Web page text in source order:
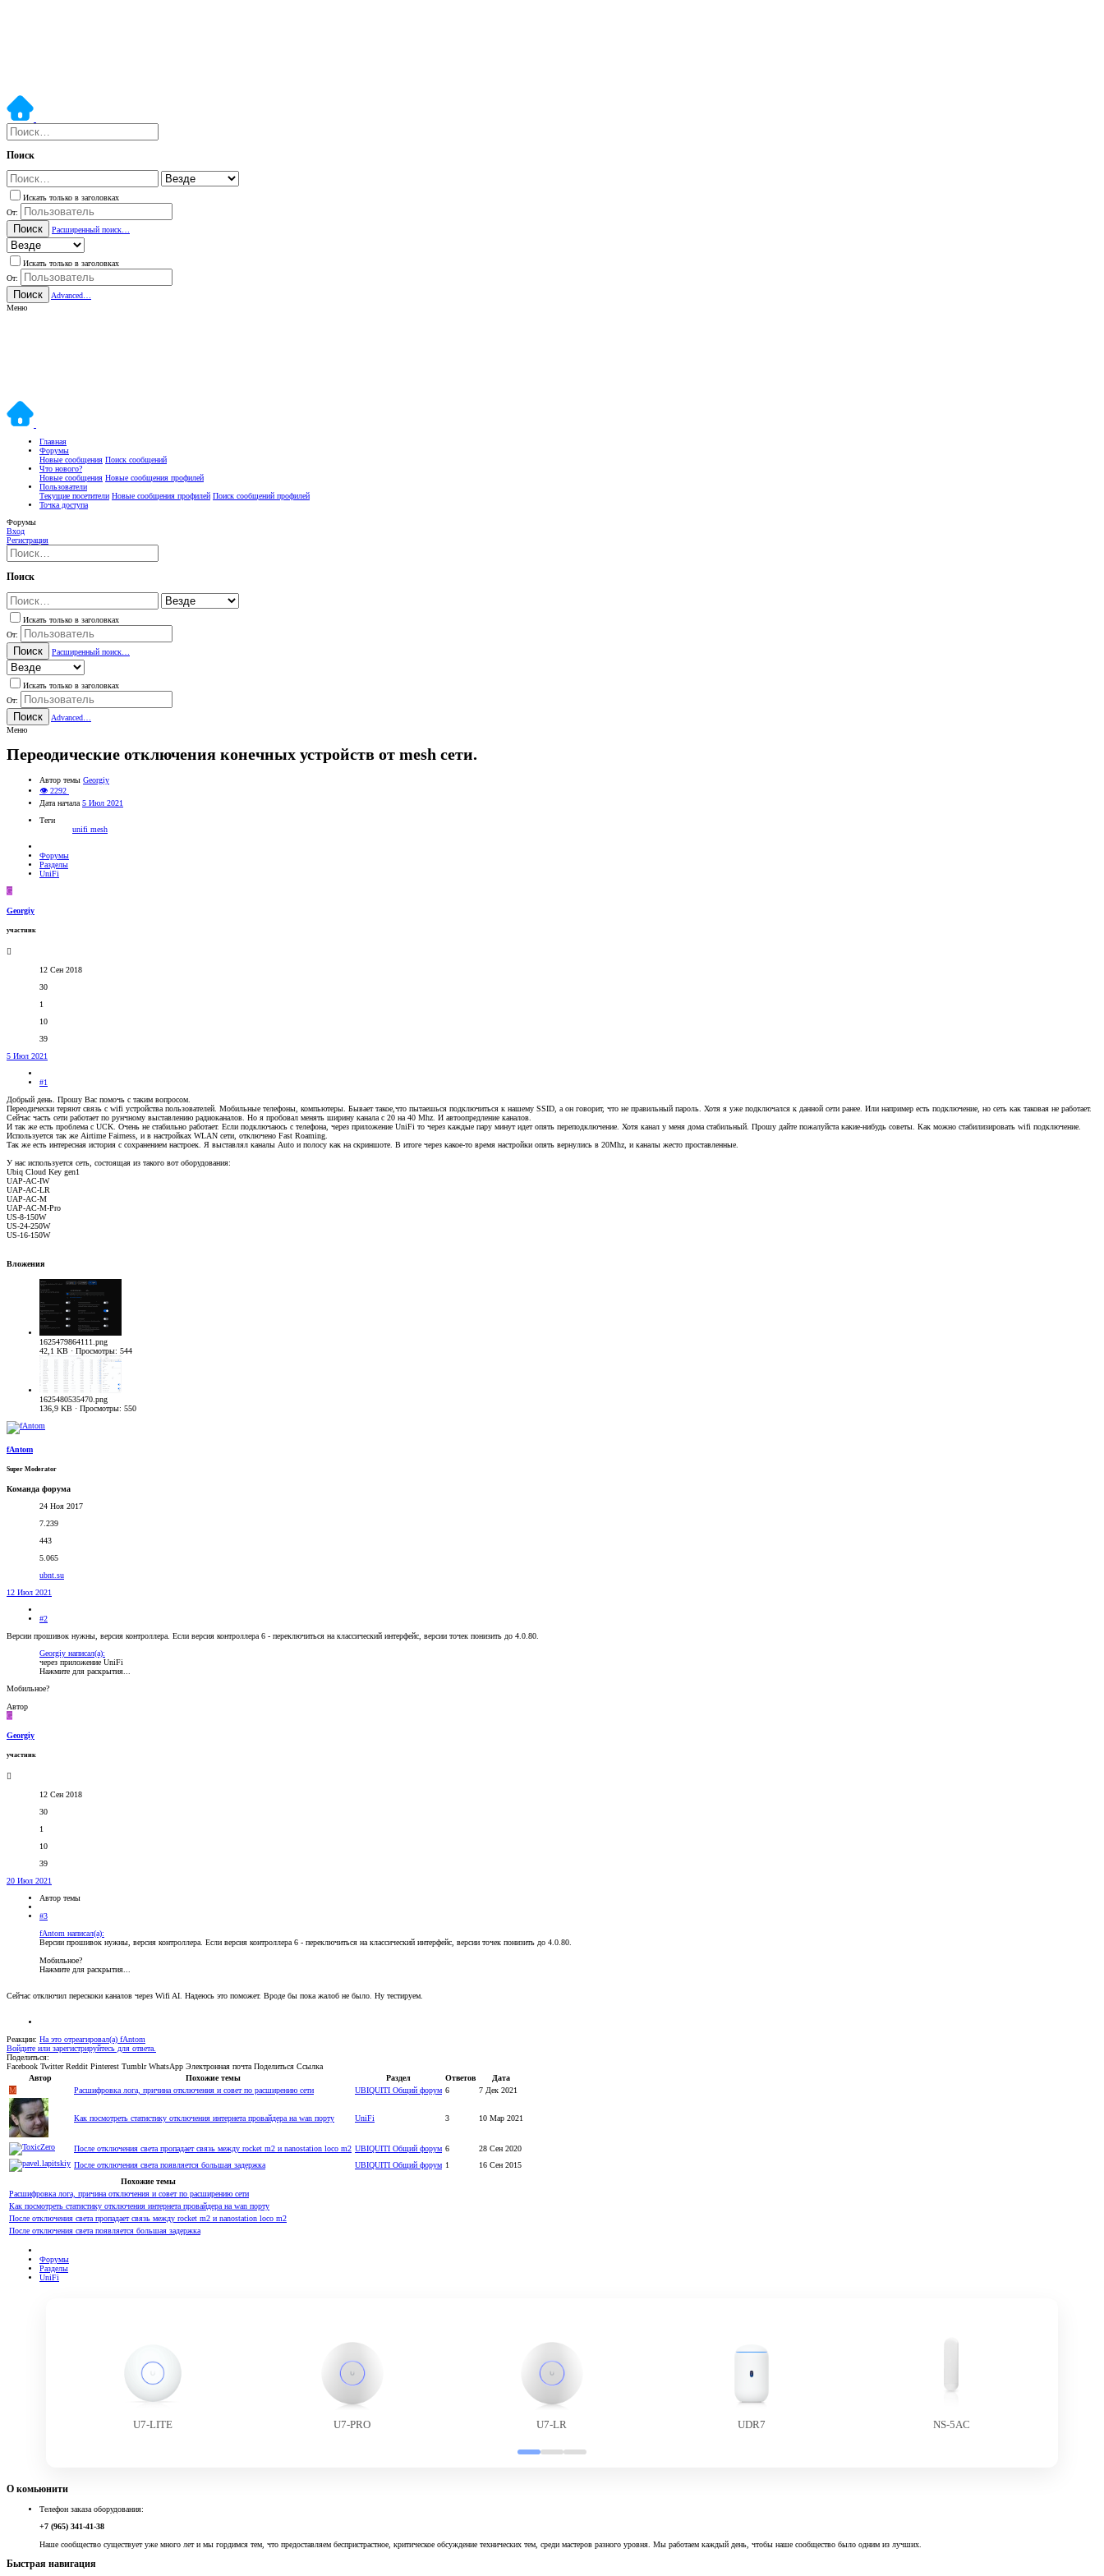
Поиск
Искать только в заголовках
От:
Поиск Расширенный поиск…
Искать только в заголовках
От:
Поиск
Advanced…
Меню
Главная
Форумы
Новые сообщения Поиск сообщений
Что нового?
Новые сообщения Новые сообщения профилей
Пользователи
Текущие посетители Новые сообщения профилей Поиск сообщений профилей
Точка доступа
Форумы
Вход
Регистрация
Поиск
Искать только в заголовках
От:
Поиск Расширенный поиск…
Искать только в заголовках
От:
Поиск
Advanced…
Меню
Переодические отключения конечных устройств от mesh сети.
Автор темы Georgiy
👁 2292
Дата начала 5 Июл 2021
Теги
unifi mesh
Форумы
Разделы
UniFi
G
Georgiy
участник
12 Сен 2018
30
1
10
39
5 Июл 2021
#1
Добрый день. Прошу Вас помочь с таким вопросом.
Переодически теряют связь с wifi устройства пользователей. Мобильные телефоны, компьютеры. Бывает такое,что пытаешься подключиться к нашему SSID, а он говорит, что не правильный пароль. Хотя я уже подключался к данной сети ранее. Или например есть подключение, но сеть как таковая не работает.
Сейчас часть сети работает по рунчному выставлению радиоканалов. Но я пробовал менять ширину канала с 20 на 40 Mhz. И автоопредление каналов.
И так же есть проблема с UCK. Очень не стабильно работает. Если подключаюсь с телефона, через приложение UniFi то через каждые пару минут идет опять переподключение. Хотя канал у меня дома стабильный. Прошу дайте пожалуйста какие-нибудь советы. Как можно стабилизировать wifi подключение.
Используется так же Airtime Fairness, и в настройках WLAN сети, отключено Fast Roaming.
Так же есть интересная история с сохранением настроек. Я выставлял каналы Auto и полосу как на скриншоте. В итоге через какое-то время настройки опять вернулись в 20Mhz, и каналы жесто проставленные.
У нас используется сеть, состоящая из такого вот оборудования:
Ubiq Cloud Key gen1
UAP-AC-IW
UAP-AC-LR
UAP-AC-M
UAP-AC-M-Pro
US-8-150W
US-24-250W
US-16-150W
Вложения
1625479864111.png
42,1 KB · Просмотры: 544
1625480535470.png
136,9 KB · Просмотры: 550
fAntom
Super Moderator
Команда форума
24 Ноя 2017
7.239
443
5.065
ubnt.su
12 Июл 2021
#2
Версии прошивок нужны, версия контроллера. Если версия контроллера 6 - переключиться на классический интерфейс, версии точек понизить до 4.0.80.
Georgiy написал(а):
через приложение UniFi
Нажмите для раскрытия...
Мобильное?
Автор
G
Georgiy
участник
12 Сен 2018
30
1
10
39
20 Июл 2021
Автор темы
#3
fAntom написал(а):
Версии прошивок нужны, версия контроллера. Если версия контроллера 6 - переключиться на классический интерфейс, версии точек понизить до 4.0.80.
Мобильное?
Нажмите для раскрытия...
Сейчас отключил перескоки каналов через Wifi AI. Надеюсь это поможет. Вроде бы пока жалоб не было. Ну тестируем.
Реакции: На это отреагировал(а) fAntom
Войдите или зарегистрируйтесь для ответа.
Поделиться:
Facebook Twitter Reddit Pinterest Tumblr WhatsApp Электронная почта Поделиться Ссылка
Автор
Похожие темы Раздел Ответов
Дата
M
Расшифровка лога, причина отключения и совет по расширению сети UBIQUITI Общий форум 6 7 Дек 2021
Как посмотреть статистику отключения интернета провайдера на wan порту UniFi 3 10 Мар 2021
После отключения света пропадает связь между rocket m2 и nanostation loco m2 UBIQUITI Общий форум 6
28 Сен 2020
После отключения света появляется большая задержка
UBIQUITI Общий форум 1
16 Сен 2015
Похожие темы
Расшифровка лога, причина отключения и совет по расширению сети
Как посмотреть статистику отключения интернета провайдера на wan порту
После отключения света пропадает связь между rocket m2 и nanostation loco m2
После отключения света появляется большая задержка
Форумы
Разделы
UniFi
U7-LITE U7-PRO U7-LR UDR7 NS-5AC
О комьюнити
Телефон заказа оборудования:
+7 (965) 341-41-38
Наше сообщество существует уже много лет и мы гордимся тем, что предоставляем беспристрастное, критическое обсуждение технических тем, среди мастеров разного уровня. Мы работаем каждый день, чтобы наше сообщество было одним из лучших.
Быстрая навигация